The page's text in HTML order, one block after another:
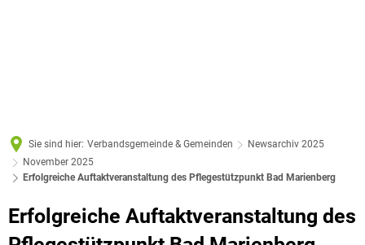
Sie sind hier: Verbandsgemeinde & Gemeinden
Newsarchiv 2025
November 2025
Erfolgreiche Auftaktveranstaltung des Pflegestützpunkt Bad Marienberg
Erfolgreiche Auftaktveranstaltung des